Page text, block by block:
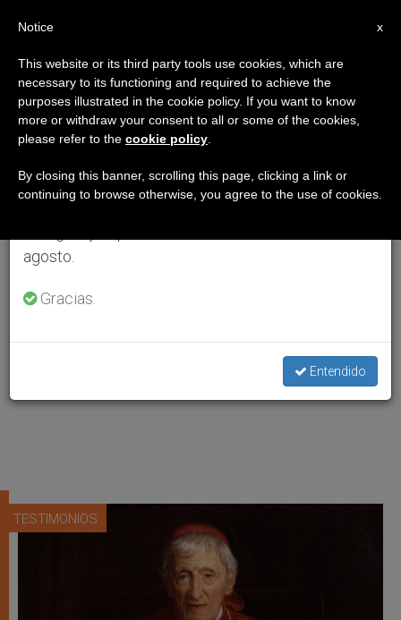
TESTIMONIOS
×
Aviso importante
Del 27 de julio al 7 de agosto haremos la pausa
anual, aprovechando que en el periodo de verano
se generan menos informaciones y también el
agosto.
Gracias.
Entendido
x
Notice
This website or its third party tools use cookies, which are
necessary to its functioning and required to achieve the
purposes illustrated in the cookie policy. If you want to know
more or withdraw your consent to all or some of the cookies,
please refer to the cookie policy
By closing this banner, scrolling this page, clicking a link or
continuing to browse otherwise, you agree to the use of cookies.